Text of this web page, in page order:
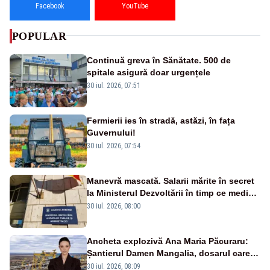
Facebook YouTube
POPULAR
Continuă greva în Sănătate. 500 de
spitale asigură doar urgențele
30 iul. 2026, 07:51
Fermierii ies în stradă, astăzi, în fața
Guvernului!
30 iul. 2026, 07:54
Manevră mascată. Salarii mărite în secret
la Ministerul Dezvoltării în timp ce medicii
ies în stradă
30 iul. 2026, 08:00
Ancheta explozivă Ana Maria Păcuraru:
Șantierul Damen Mangalia, dosarul care
scufundă apărarea României
30 iul. 2026, 08:09